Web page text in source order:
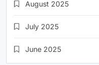
August 2025
July 2025
June 2025